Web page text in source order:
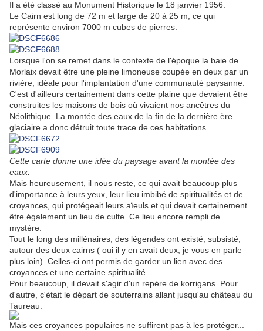
Il a été classé au Monument Historique le 18 janvier 1956.
Le Cairn est long de 72 m et large de 20 à 25 m, ce qui
représente environ 7000 m cubes de pierres.
Lorsque l'on se remet dans le contexte de l'époque la baie de
Morlaix devait être une pleine limoneuse coupée en deux par un
rivière, idéale pour l'implantation d'une communauté paysanne.
C'est d'ailleurs certainement dans cette plaine que devaient être
construites les maisons de bois où vivaient nos ancêtres du
Néolithique. La montée des eaux de la fin de la dernière ère
glaciaire a donc détruit toute trace de ces habitations.
Cette carte donne une idée du paysage avant la montée des
eaux.
Mais heureusement, il nous reste, ce qui avait beaucoup plus
d'importance à leurs yeux, leur lieu imbibé de spiritualités et de
croyances, qui protégeait leurs aïeuls et qui devait certainement
être également un lieu de culte. Ce lieu encore rempli de
mystère.
Tout le long des millénaires, des légendes ont existé, subsisté,
autour des deux cairns ( oui il y en avait deux, je vous en parle
plus loin). Celles-ci ont permis de garder un lien avec des
croyances et une certaine spiritualité.
Pour beaucoup, il devait s'agir d'un repère de korrigans. Pour
d'autre, c'était le départ de souterrains allant jusqu'au château du
Taureau.
Mais ces croyances populaires ne suffirent pas à les protéger...